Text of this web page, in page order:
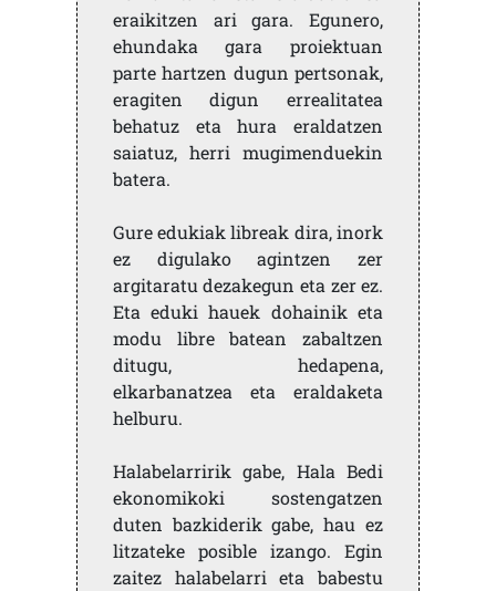
eraikitzen ari gara. Egunero,
ehundaka gara proiektuan
parte hartzen dugun pertsonak,
eragiten digun errealitatea
behatuz eta hura eraldatzen
saiatuz, herri mugimenduekin
batera.
Gure edukiak libreak dira, inork
ez digulako agintzen zer
argitaratu dezakegun eta zer ez.
Eta eduki hauek dohainik eta
modu libre batean zabaltzen
ditugu, hedapena,
elkarbanatzea eta eraldaketa
helburu.
Halabelarririk gabe, Hala Bedi
ekonomikoki sostengatzen
duten bazkiderik gabe, hau ez
litzateke posible izango. Egin
zaitez halabelarri eta babestu